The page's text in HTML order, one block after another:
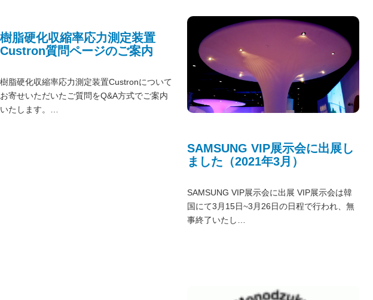
樹脂硬化収縮率応力測定装置
Custron質問ページのご案内
樹脂硬化収縮率応力測定装置Custronについて
お寄せいただいたご質問をQ&A方式でご案内
いたします。…
SAMSUNG VIP展示会に出展し
ました（2021年3月）
SAMSUNG VIP展示会に出展 VIP展示会は韓
国にて3月15日~3月26日の日程で行われ、無
事終了いたし…